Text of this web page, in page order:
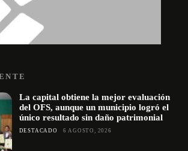
La capital obtiene la mejor evaluación
del OFS, aunque un municipio logró el
único resultado sin daño patrimonial
DESTACADO 6 AGOSTO, 2026